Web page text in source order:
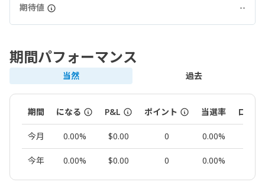
期待値
--
期間パフォーマンス
当然 過去
期間 になる P&L ポイント 当選率 ロット
今月 0.00% $0.00 0 0.00%
今年 0.00% $0.00 0 0.00%